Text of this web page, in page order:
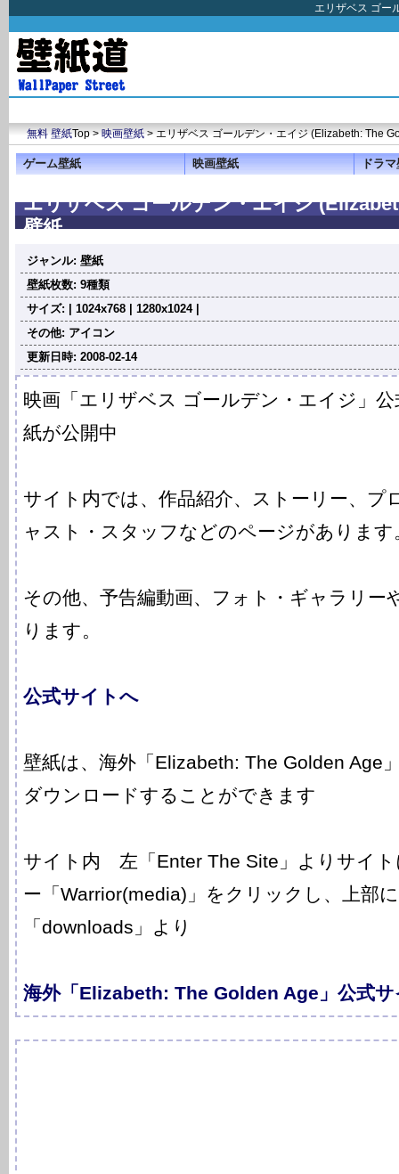
エリザベス ゴー
無料 壁紙Top >映画壁紙> エリザベス ゴールデン・エイジ (Elizabeth: The
ゲーム壁紙 映画壁紙 ドラ
エリザベス ゴールデン・エイジ
壁紙
ジャンル: 壁紙
壁紙枚数: 9種類
サイズ: | 1024x768 | 1280x1024 |
その他: アイコン
更新日時: 2008-02-14
映画「エリザベス ゴールデン・エイジ」
紙が公開中
サイト内では、作品紹介、ストーリー、プ
ャスト・スタッフなどのページがあります
その他、予告編動画、フォト・ギャラリー
ります。
公式サイトへ
壁紙は、海外「Elizabeth: The Golden Age
ダウンロードすることができます
サイト内 左「Enter The Site」よりサイト
ー「Warrior(media)」をクリックし、上部
「downloads」より
海外「Elizabeth: The Golden Age」公式